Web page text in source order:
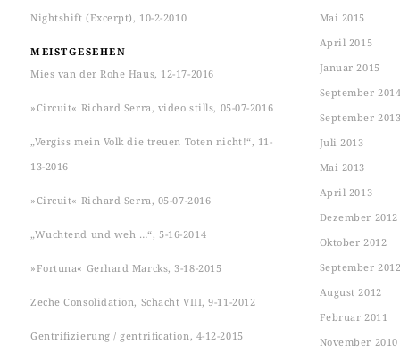
Nightshift (Excerpt), 10-2-2010
MEISTGESEHEN
Mies van der Rohe Haus, 12-17-2016
»Circuit« Richard Serra, video stills, 05-07-2016
„Vergiss mein Volk die treuen Toten nicht!“, 11-
13-2016
»Circuit« Richard Serra, 05-07-2016
„Wuchtend und weh …“, 5-16-2014
»Fortuna« Gerhard Marcks, 3-18-2015
Zeche Consolidation, Schacht VIII, 9-11-2012
Gentrifizierung / gentrification, 4-12-2015
Mai 2015
April 2015
Januar 2015
September
September
Juli 2013
Mai 2013
April 2013
Dezember 2012
Oktober 2012
September
August 2012
Februar 2011
November 2010